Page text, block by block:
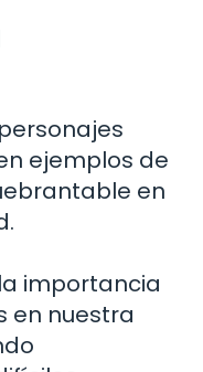
ejemplos de
en
importancia
en nuestra